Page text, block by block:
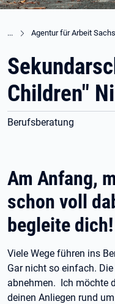
Agentur für Arbeit
Children"
Berufsberatung
Am Anfang,
schon voll
begleite dich!
Viele Wege führen ins
Gar nicht so einfach.
abnehmen. Ich möchte
deinen Anliegen rund